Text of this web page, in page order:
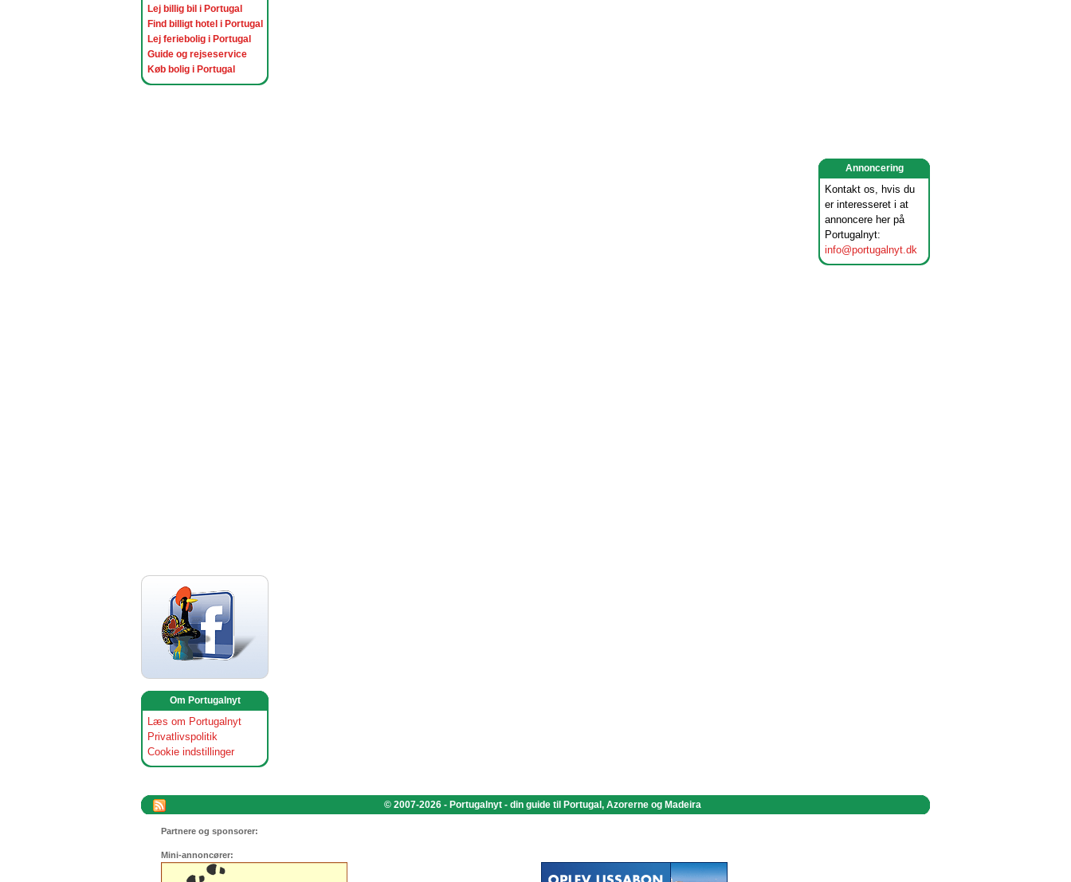
Annoncering
Kontakt os, hvis du
er interesseret i at
annoncere her på
Portugalnyt:
info@portugalnyt.dk
Lej billig bil i Portugal
Find billigt hotel i Portugal
Lej feriebolig i Portugal
Guide og rejseservice
Køb bolig i Portugal
Om Portugalnyt
Læs om Portugalnyt
Privatlivspolitik
Cookie indstillinger
© 2007-2026 - Portugalnyt - din guide til Portugal, Azorerne og Madeira
Partnere og sponsorer:
Mini-annoncører: